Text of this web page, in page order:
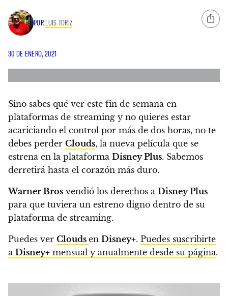
POR LUIS TORIZ
30 DE ENERO, 2021
Sino sabes qué ver este fin de semana en
plataformas de streaming y no quieres estar
acariciando el control por más de dos horas, no te
debes perder Clouds, la nueva película que se
estrena en la plataforma Disney Plus. Sabemos
derretirá hasta el corazón más duro.
Warner Bros vendió los derechos a Disney Plus
para que tuviera un estreno digno dentro de su
plataforma de streaming.
Puedes ver Clouds en Disney+. Puedes suscribirte
a Disney+ mensual y anualmente desde su página.